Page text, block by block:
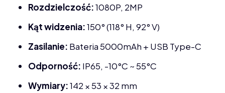
Rozdzielczość:1080P, 2MP
Kąt widzenia:150° (118° H, 92° V)
Zasilanie: Bateria 5000mAh + USB Type-C
Odporność: IP65, -10°C ~ 55°C
Wymiary:142 × 53 × 32 mm